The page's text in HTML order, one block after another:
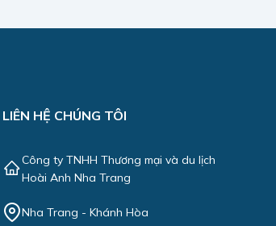
LIÊN HỆ CHÚNG TÔI
Công ty TNHH Thương mại và du lịch
Hoài Anh Nha Trang
Nha Trang - Khánh Hòa